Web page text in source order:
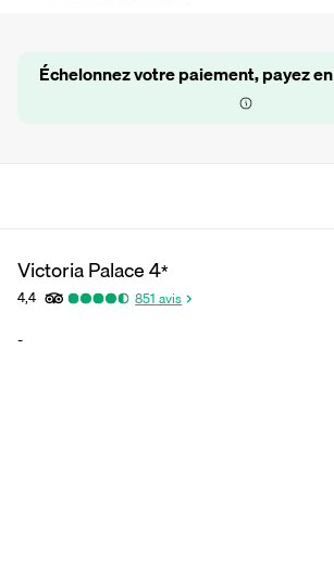
Échelonnez votre paiement, payez en
Victoria Palace4*
4,4 851 avis
-